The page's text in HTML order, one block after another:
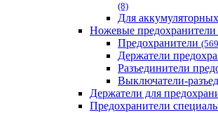
(8)
Для
Ножевые
Предохранители
Держатели
Разъединители
Выключатели-
Держатели для
Предохранители